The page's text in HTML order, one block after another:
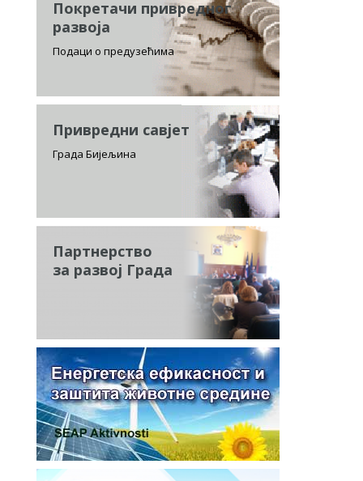
Покретачи привредног
развоја
Подаци о предузећима
Привредни савјет
Града Бијељина
Партнерство
за развој Града